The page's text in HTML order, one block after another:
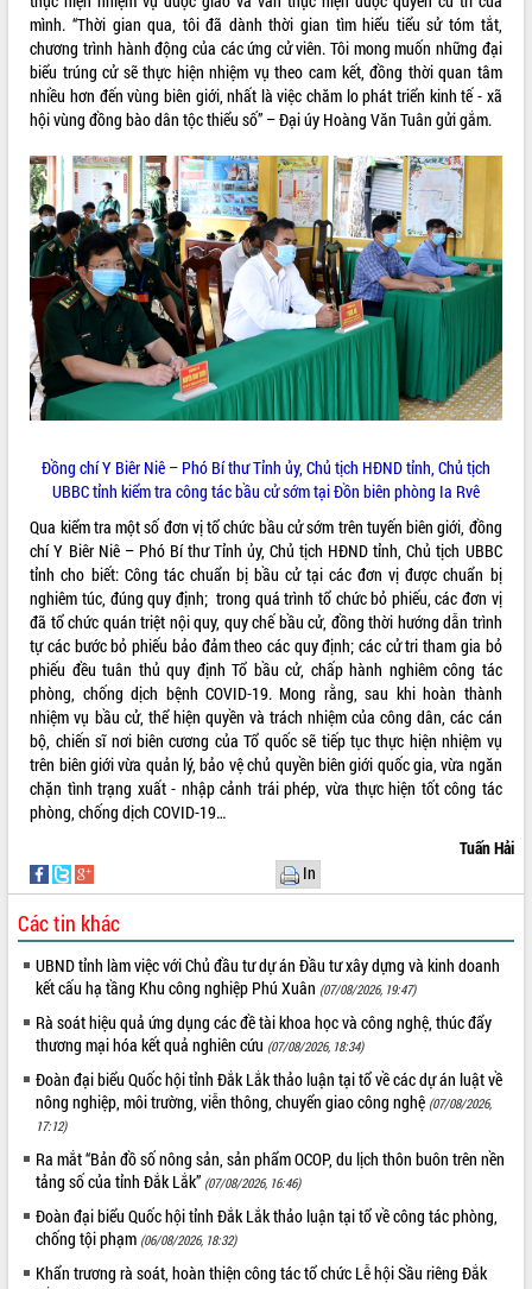
Lắk
Khơi thông điểm nghẽn, đẩy nhanh
giải ngân vốn khắc phục thiên tai
HĐND tỉnh thông qua điều chỉnh Quy
hoạch tỉnh thời kỳ 2021-2030
Hội thảo góp ý hồ sơ điều chỉnh quy
hoạch tỉnh Đắk Lắk thời kỳ 2021-2030,
tầm nhìn đến năm 2050
Nâng cao hiệu quả hoạt động của các
doanh nghiệp nhà nước
Hội nghị triển khai kết nối mạng
truyền số liệu chuyên dùng phục vụ cơ
quan Đảng, Nhà nước
Lễ phát động chuỗi hoạt động chung
tay làm sạch môi trường
Xã Ea Kar bước chuyển mình trong
mới
UBND tỉnh họp báo định kỳ tháng 4
năm 2026
Hội thảo khoa học “Giải pháp thúc đẩy
phát triển nền kinh tế xanh tại tỉnh
Đắk Lắk”
Tăng cường giám sát, đôn đốc thực
hiện nhiệm vụ quản lý tài sản công
hàng tuần
Tháo gỡ những vướng mắc, đẩy mạnh
công tác cải cách thủ tục hành chính
tại Trung tâm Phục vụ hành chính
công tỉnh
Đắk Lắk: Tôn vinh 46 giải pháp tại Hội
Đắk Lắk rà soát, điều chỉnh Đề án 190
về phát triển nuôi trồng thủy sản
Phó Chủ tịch UBND tỉnh Đắk Lắk
Trương Công Thái kiểm tra thực địa
Dự án cao tốc Khánh Hòa - Buôn Ma
Thuột
Định vị cà phê Việt Nam như một “di
sản sống” trong dòng chảy toàn cầu
Xây dựng nông thôn mới: Nâng cao đời
sống người dân từ những mô hình thiết
thực
Quyết liệt tháo gỡ vướng mắc, đẩy
nhanh tiến độ các dự án trọng điểm
trong Khu kinh tế Nam Phú Yên
Hòn Yến phát triển du lịch gắn với bảo
tồn biển
Lấy ý kiến điều chỉnh Quy hoạch tỉnh
mình. “Thời gian qua, tôi đã dành thời gian tìm hiểu tiểu sử tóm tắt,
chương trình hành động của các ứng cử viên. Tôi mong muốn những đại
biểu trúng cử sẽ thực hiện nhiệm vụ theo cam kết, đồng thời quan tâm
nhiều hơn đến vùng biên giới, nhất là việc chăm lo phát triển kinh tế - xã
hội vùng đồng bào dân tộc thiểu số” – Đại úy Hoàng Văn Tuân gửi gắm.
Đồng chí Y Biêr Niê – Phó Bí thư Tỉnh ủy, Chủ tịch HĐND tỉnh, Chủ tịch
UBBC tỉnh kiểm tra công tác bầu cử sớm tại Đồn biên phòng Ia Rvê
Qua kiểm tra một số đơn vị tổ chức bầu cử sớm trên tuyến biên giới, đồng
chí Y Biêr Niê – Phó Bí thư Tỉnh ủy, Chủ tịch HĐND tỉnh, Chủ tịch UBBC
tỉnh cho biết: Công tác chuẩn bị bầu cử tại các đơn vị được chuẩn bị
nghiêm túc, đúng quy định; trong quá trình tổ chức bỏ phiếu, các đơn vị
đã tổ chức quán triệt nội quy, quy chế bầu cử, đồng thời hướng dẫn trình
tự các bước bỏ phiếu bảo đảm theo các quy định; các cử tri tham gia bỏ
phiếu đều tuân thủ quy định Tổ bầu cử, chấp hành nghiêm công tác
phòng, chống dịch bệnh COVID-19. Mong rằng, sau khi hoàn thành
nhiệm vụ bầu cử, thể hiện quyền và trách nhiệm của công dân, các cán
bộ, chiến sĩ nơi biên cương của Tổ quốc sẽ tiếp tục thực hiện nhiệm vụ
trên biên giới vừa quản lý, bảo vệ chủ quyền biên giới quốc gia, vừa ngăn
chặn tình trạng xuất - nhập cảnh trái phép, vừa thực hiện tốt công tác
phòng, chống dịch COVID-19…
Tuấn Hải
In
Các tin khác
UBND tỉnh làm việc với Chủ đầu tư dự án Đầu tư xây dựng và kinh doanh
kết cấu hạ tầng Khu công nghiệp Phú Xuân (07/08/2026, 19:47)
Rà soát hiệu quả ứng dụng các đề tài khoa học và công nghệ, thúc đẩy
thương mại hóa kết quả nghiên cứu (07/08/2026, 18:34)
Đoàn đại biểu Quốc hội tỉnh Đắk Lắk thảo luận tại tổ về các dự án luật về
nông nghiệp, môi trường, viễn thông, chuyển giao công nghệ (07/08/2026,
17:12)
Ra mắt “Bản đồ số nông sản, sản phẩm OCOP, du lịch thôn buôn trên nền
tảng số của tỉnh Đắk Lắk” (07/08/2026, 16:46)
Đoàn đại biểu Quốc hội tỉnh Đắk Lắk thảo luận tại tổ về công tác phòng,
chống tội phạm (06/08/2026, 18:32)
Khẩn trương rà soát, hoàn thiện công tác tổ chức Lễ hội Sầu riêng Đắk